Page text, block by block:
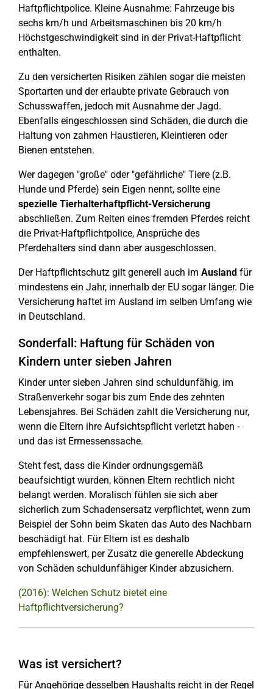
Haftpflichtpolice. Kleine Ausnahme: Fahrzeuge bis
sechs km/h und Arbeitsmaschinen bis 20 km/h
Höchstgeschwindigkeit sind in der Privat-Haftpflicht
enthalten.
Zu den versicherten Risiken zählen sogar die meisten
Sportarten und der erlaubte private Gebrauch von
Schusswaffen, jedoch mit Ausnahme der Jagd.
Ebenfalls eingeschlossen sind Schäden, die durch die
Haltung von zahmen Haustieren, Kleintieren oder
Bienen entstehen.
Wer dagegen "große" oder "gefährliche" Tiere (z.B.
Hunde und Pferde) sein Eigen nennt, sollte eine
spezielle Tierhalterhaftpflicht-Versicherung
abschließen. Zum Reiten eines fremden Pferdes reicht
die Privat-Haftpflichtpolice, Ansprüche des
Pferdehalters sind dann aber ausgeschlossen.
Der Haftpflichtschutz gilt generell auch im Ausland für
mindestens ein Jahr, innerhalb der EU sogar länger. Die
Versicherung haftet im Ausland im selben Umfang wie
in Deutschland.
Sonderfall: Haftung für Schäden von
Kindern unter sieben Jahren
Kinder unter sieben Jahren sind schuldunfähig, im
Straßenverkehr sogar bis zum Ende des zehnten
Lebensjahres. Bei Schäden zahlt die Versicherung nur,
wenn die Eltern ihre Aufsichtspflicht verletzt haben -
und das ist Ermessenssache.
Steht fest, dass die Kinder ordnungsgemäß
beaufsichtigt wurden, können Eltern rechtlich nicht
belangt werden. Moralisch fühlen sie sich aber
sicherlich zum Schadensersatz verpflichtet, wenn zum
Beispiel der Sohn beim Skaten das Auto des Nachbarn
beschädigt hat. Für Eltern ist es deshalb
empfehlenswert, per Zusatz die generelle Abdeckung
von Schäden schuldunfähiger Kinder abzusichern.
(2016): Welchen Schutz bietet eine
Haftpflichtversicherung?
Was ist versichert?
Für Angehörige desselben Haushalts reicht in der Regel